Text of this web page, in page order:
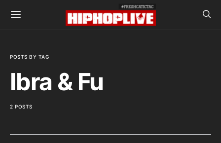
POSTS BY TAG
Ibra & Fu
2 POSTS